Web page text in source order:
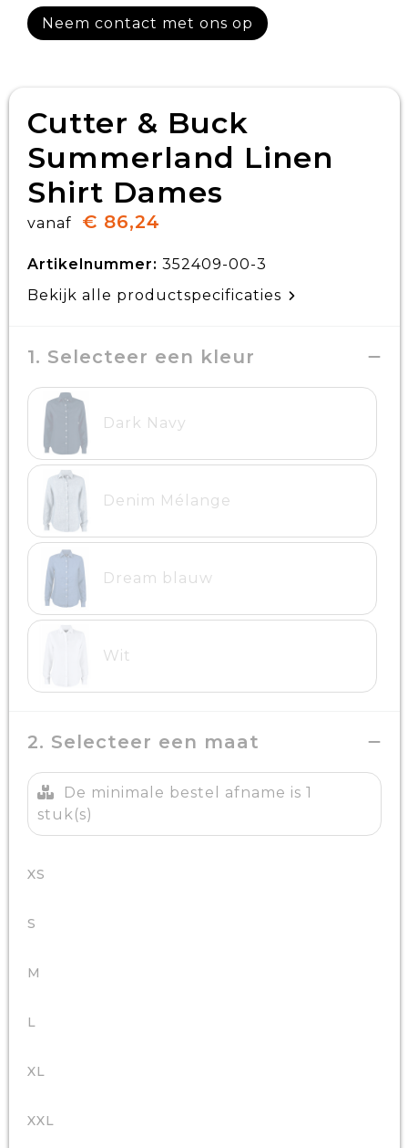
Neem contact met ons op
Cutter & Buck
Summerland Linen
Shirt Dames
vanaf € 86,24
Artikelnummer: 352409-00-3
Bekijk alle productspecificaties
1. Selecteer een kleur
Dark Navy
Denim Mélange
Dream blauw
Wit
2. Selecteer een maat
De minimale bestel afname is 1
stuk(s)
XS
S
M
L
XL
XXL